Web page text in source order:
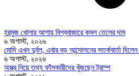
হরমুজ খোলার আশায় বিশ্ববাজারে কমল তেলের দাম
৬ অগাস্ট, ২০২৬
মোদি এখন দুর্বল, এবার বড় আন্দোলনের সতর্কবার্তা
৬ অগাস্ট, ২০২৬
অস্ত্র নিয়ে তথ্য ফাঁসকারীদের খুঁজছেন ট্রাম্প